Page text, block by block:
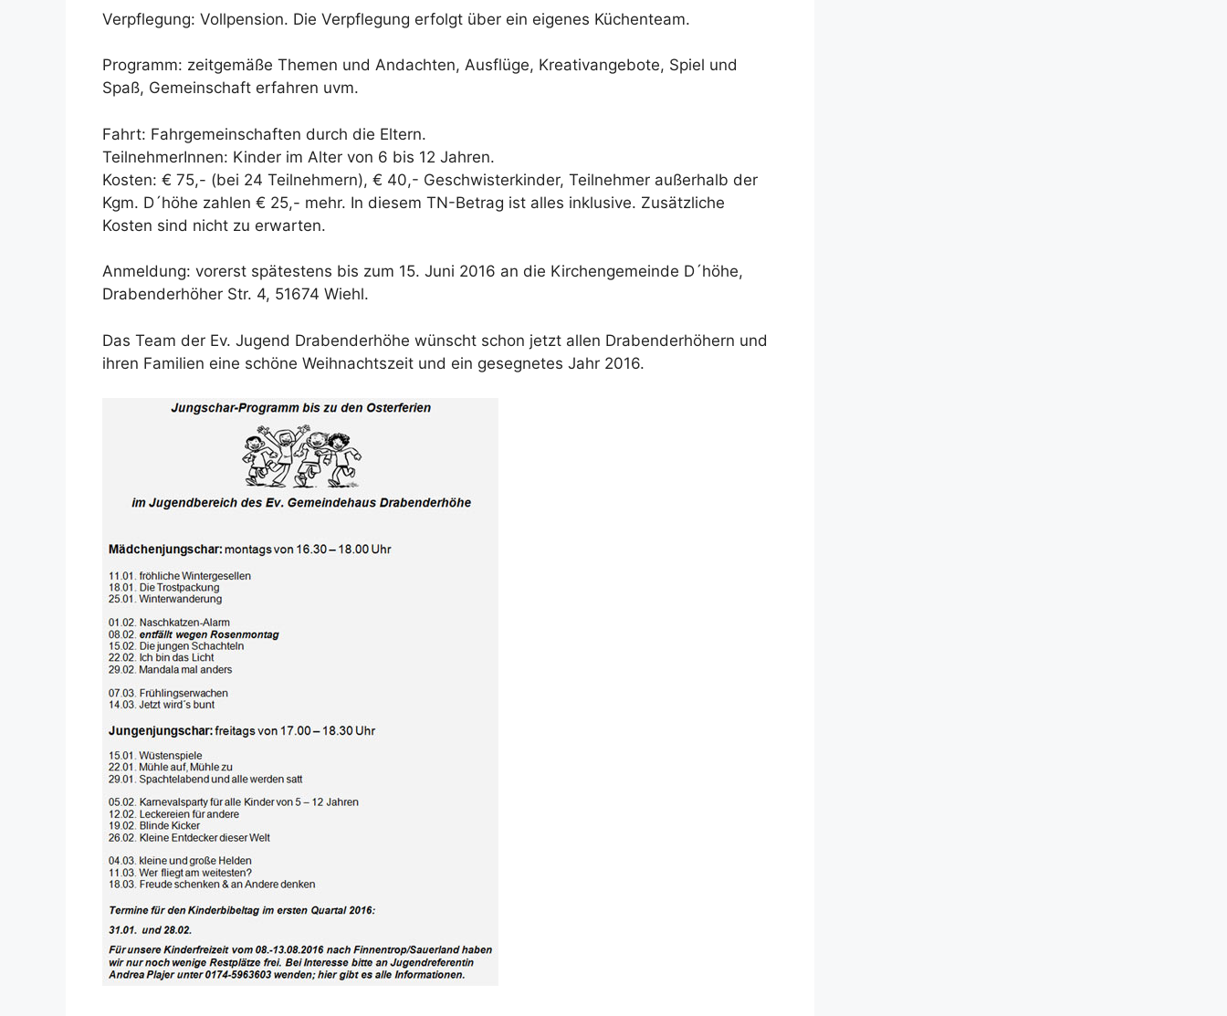
Verpflegung: Vollpension. Die Verpflegung erfolgt über ein eigenes Küchenteam.
Programm: zeitgemäße Themen und Andachten, Ausflüge, Kreativangebote, Spiel und
Spaß, Gemeinschaft erfahren uvm.
Fahrt: Fahrgemeinschaften durch die Eltern.
TeilnehmerInnen: Kinder im Alter von 6 bis 12 Jahren.
Kosten: € 75,- (bei 24 Teilnehmern), € 40,- Geschwisterkinder, Teilnehmer außerhalb der
Kgm. D´höhe zahlen € 25,- mehr. In diesem TN-Betrag ist alles inklusive. Zusätzliche
Kosten sind nicht zu erwarten.
Anmeldung: vorerst spätestens bis zum 15. Juni 2016 an die Kirchengemeinde D´höhe,
Drabenderhöher Str. 4, 51674 Wiehl.
Das Team der Ev. Jugend Drabenderhöhe wünscht schon jetzt allen Drabenderhöhern und
ihren Familien eine schöne Weihnachtszeit und ein gesegnetes Jahr 2016.